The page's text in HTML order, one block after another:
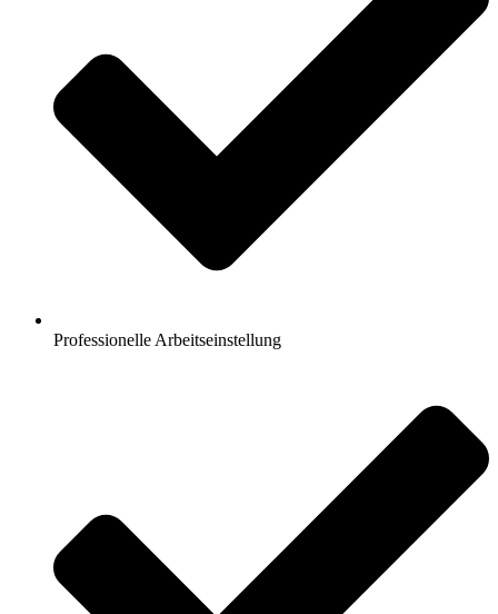
Professionelle Arbeitseinstellung